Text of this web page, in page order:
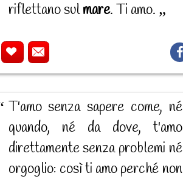
riflettano sulmare. Ti amo.
T'amo senza sapere come, né
quando, né da dove, t'amo
direttamente senza problemi né
orgoglio: così ti amo perché non